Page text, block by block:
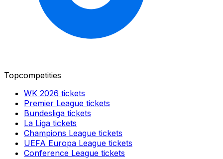
Topcompetities
WK 2026 tickets
Premier League tickets
Bundesliga tickets
La Liga tickets
Champions League tickets
UEFA Europa League tickets
Conference League tickets